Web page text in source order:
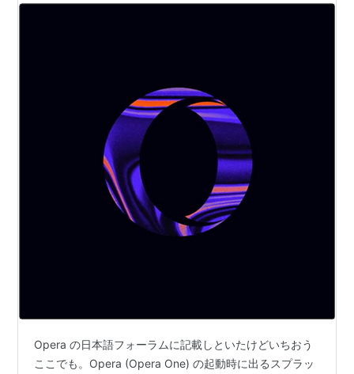
Opera の日本語フォーラムに記載しといたけどいちおう
ここでも。Opera (Opera One) の起動時に出るスプラッ